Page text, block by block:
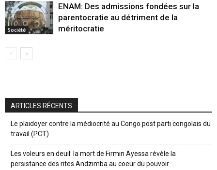
Société
ENAM: Des admissions fondées sur la
parentocratie au détriment de la
méritocratie
ARTICLES RÉCENTS
Le plaidoyer contre la médiocrité au Congo post parti congolais du
travail (PCT)
Les voleurs en deuil: la mort de Firmin Ayessa révèle la
persistance des rites Andzimba au coeur du pouvoir